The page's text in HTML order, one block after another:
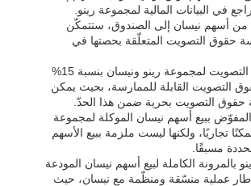
في البيانات المالية لمجموعة رينو.
لنقل 28.4% من أسهم نيسان إلى الصندوق، ستتمكّن
حقوق التصويت المتعلّقة بحصتها في
سيتم تحديد حقوق التصويت لمجموعة رينو ونيسان بنسبة 15%
التصويت القابلة للممارسة، بحيث يمكن
حقوق التصويت بحرية ضمن هذا الحدّ.
ببيع أسهم نيسان الموكلة لمجموعة
تجاريًا، ولكنها ليست ملزمة ببيع الأسهم
مسبقًا.
بالمرونة الكاملة لبيع أسهم نيسان المودعة
عملية منسّقة ومنظّمة مع نيسان، حيث